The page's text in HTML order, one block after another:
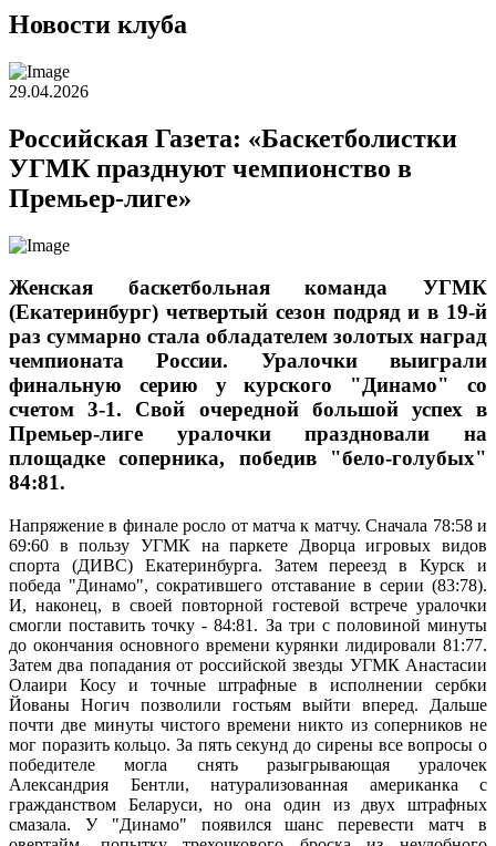
Новости клуба
29.04.2026
Российская Газета: «Баскетболистки
УГМК празднуют чемпионство в
Премьер-лиге»
Женская баскетбольная команда УГМК
(Екатеринбург) четвертый сезон подряд и в 19-й
раз суммарно стала обладателем золотых наград
чемпионата России. Уралочки выиграли
финальную серию у курского "Динамо" со
счетом 3-1. Свой очередной большой успех в
Премьер-лиге уралочки праздновали на
площадке соперника, победив "бело-голубых"
84:81.
Напряжение в финале росло от матча к матчу. Сначала 78:58 и
69:60 в пользу УГМК на паркете Дворца игровых видов
спорта (ДИВС) Екатеринбурга. Затем переезд в Курск и
победа "Динамо", сократившего отставание в серии (83:78).
И, наконец, в своей повторной гостевой встрече уралочки
смогли поставить точку - 84:81. За три с половиной минуты
до окончания основного времени курянки лидировали 81:77.
Затем два попадания от российской звезды УГМК Анастасии
Олаири Косу и точные штрафные в исполнении сербки
Йованы Ногич позволили гостьям выйти вперед. Дальше
почти две минуты чистого времени никто из соперников не
мог поразить кольцо. За пять секунд до сирены все вопросы о
победителе могла снять разыгрывающая уралочек
Александрия Бентли, натурализованная американка с
гражданством Беларуси, но она один из двух штрафных
смазала. У "Динамо" появился шанс перевести матч в